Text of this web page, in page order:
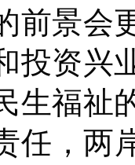
前景会
投资兴
生福祉
任，两